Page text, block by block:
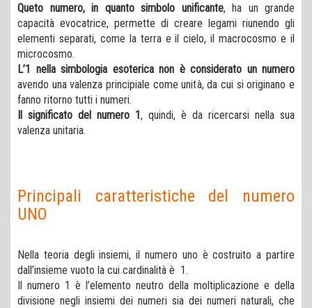
Queto numero, in quanto simbolo unificante, ha un grande
capacità evocatrice, permette di creare legami riunendo gli
elementi separati, come la terra e il cielo, il macrocosmo e il
microcosmo.
L’1 nella simbologia esoterica non è considerato un numero
avendo una valenza principiale come unità, da cui si originano e
fanno ritorno tutti i numeri.
Il significato del numero 1, quindi, è da ricercarsi nella sua
valenza unitaria.
Principali caratteristiche del numero
UNO
Nella teoria degli insiemi, il numero uno è costruito a partire
dall’insieme vuoto la cui cardinalità è 1.
Il numero 1 è l’elemento neutro della moltiplicazione e della
divisione negli insiemi dei numeri sia dei numeri naturali, che